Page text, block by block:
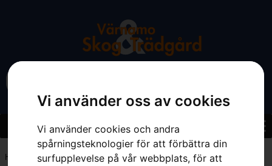
Vi använder oss av cookies
Vi använder cookies och andra
spårningsteknologier för att förbättra din
surfupplevelse på vår webbplats, för att
Hem 7392930521469